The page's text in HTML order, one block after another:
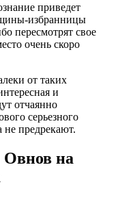
приведет
избранницы
пересмотрят свое
очень скоро
от таких
и
отчаянно
серьезного
предрекают.
Овнов на